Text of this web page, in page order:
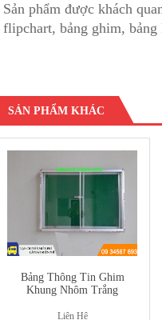
Sản phẩm được khách
flipchart, bảng ghim, bảng
SẢN PHẨM KHÁC
Bảng Thông Tin Ghim
Khung Nhôm Trắng
Liên Hệ